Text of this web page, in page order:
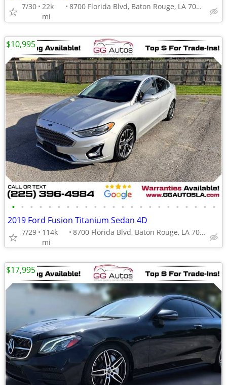
7/30 22k
mi
8700 Florida Blvd, Baton Rouge, LA 70815
• • • • • • • • • • • • • • • • • • • • • • •
2019 Ford Fusion Titanium Sedan 4D
7/29
114k
mi
8700 Florida Blvd, Baton Rouge, LA 70815
$10,995
$17,995